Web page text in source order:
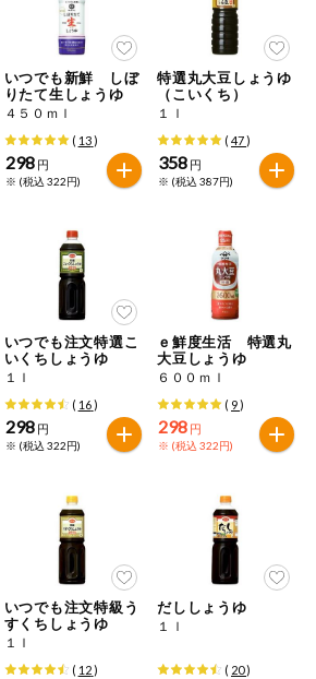
いつでも新鮮 しぼ
りたて生しょうゆ
４５０ｍｌ
( 13)
298 円
※ (税込 322円)
特選丸大豆しょうゆ
（こいくち）
１ｌ
( 47)
358 円
※ (税込 387円)
いつでも注文特選こ
いくちしょうゆ
１ｌ
( 16)
298 円
※ (税込 322円)
ｅ鮮度生活 特選丸
大豆しょうゆ
６００ｍｌ
( 9)
298 円
※ (税込 322円)
いつでも注文特級う
すくちしょうゆ
１ｌ
( 12)
だししょうゆ
１ｌ
( 20)